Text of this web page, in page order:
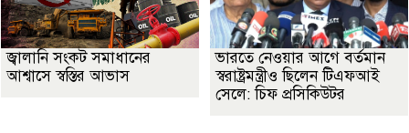
জ্বালানি সংকট সমাধানের
আশ্বাসে স্বস্তির আভাস
ভারতে নেওয়ার আগে বর্তমান
স্বরাষ্ট্রমন্ত্রীও ছিলেন টিএফআই
সেলে: চিফ প্রসিকিউটর